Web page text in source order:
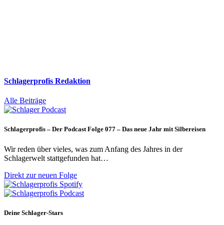
Schlagerprofis Redaktion
Alle Beiträge
Schlagerprofis – Der Podcast Folge 077 – Das neue Jahr mit Silbereisen
Wir reden über vieles, was zum Anfang des Jahres in der
Schlagerwelt stattgefunden hat…
Direkt zur neuen Folge
Deine Schlager-Stars